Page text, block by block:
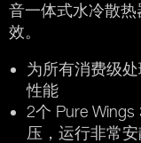
音一体式水冷散
效。
为所有消费级
性能
2个 Pure
压，运行非常